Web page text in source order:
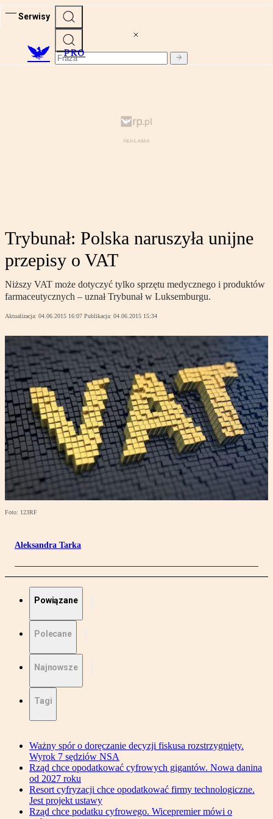
Serwisy
PRO
Trybunał: Polska naruszyła unijne
przepisy o VAT
Niższy VAT może dotyczyć tylko sprzętu medycznego i produktów
farmaceutycznych – uznał Trybunał w Luksemburgu.
Aktualizacja: 04.06.2015 16:07 Publikacja: 04.06.2015 15:34
Foto: 123RF
Aleksandra Tarka
Powiązane
Polecane
Najnowsze
Tagi
Ważny spór o doręczanie decyzji fiskusa rozstrzygnięty.
Wyrok 7 sędziów NSA
Rząd chce opodatkować cyfrowych gigantów. Nowa danina
od 2027 roku
Resort cyfryzacji chce opodatkować firmy technologiczne.
Jest projekt ustawy
Rząd chce podatku cyfrowego. Wicepremier mówi o